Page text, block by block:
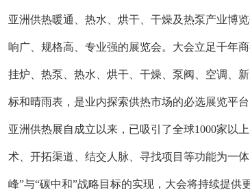
亚洲供热暖通、热水、烘干、干燥及热泵产业博
响广、规格高、专业强的展览会。大会立足千年
挂炉、热泵、热水、烘干、干燥、泵阀、空调、
标和晴雨表，是业内探索供热市场的必选展览平台
亚洲供热展自成立以来，已吸引了全球1000家以
术、开拓渠道、结交人脉、寻找项目等功能为一
峰”与“碳中和”战略目标的实现，大会将持续提供